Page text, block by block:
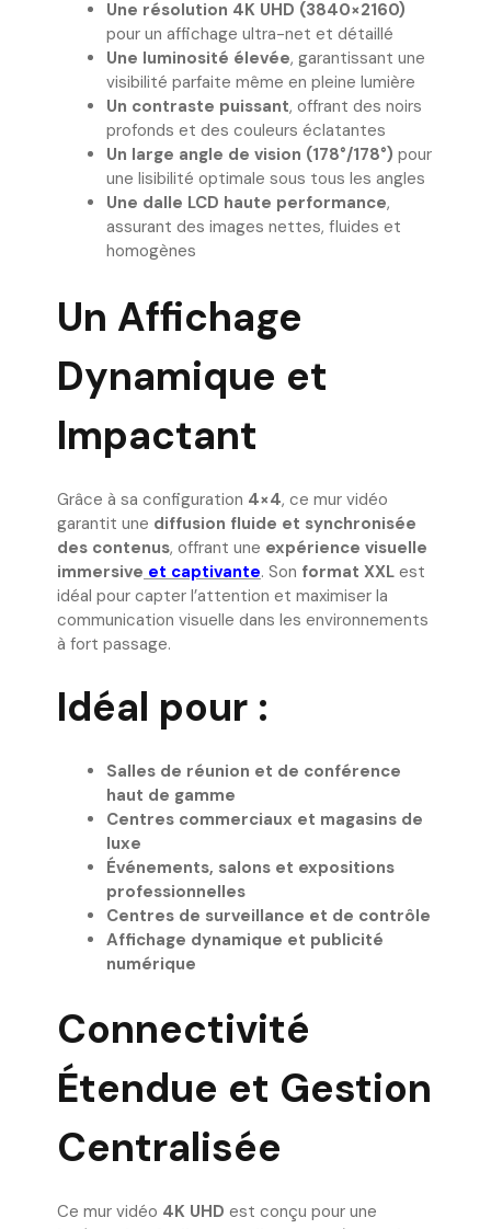
Une résolution 4K UHD (3840×2160)
pour un affichage ultra-net et détaillé
Une luminosité élevée, garantissant une
visibilité parfaite même en pleine lumière
Un contraste puissant, offrant des noirs
profonds et des couleurs éclatantes
Un large angle de vision (178°/178°) pour
une lisibilité optimale sous tous les angles
Une dalle LCD haute performance,
assurant des images nettes, fluides et
homogènes
Un Affichage
Dynamique et
Impactant
Grâce à sa configuration 4×4, ce mur vidéo
garantit une diffusion fluide et synchronisée
des contenus, offrant une expérience visuelle
immersive et captivante. Son format XXL est
idéal pour capter l’attention et maximiser la
communication visuelle dans les environnements
à fort passage.
Idéal pour :
Salles de réunion et de conférence
haut de gamme
Centres commerciaux et magasins de
luxe
Événements, salons et expositions
professionnelles
Centres de surveillance et de contrôle
Affichage dynamique et publicité
numérique
Connectivité
Étendue et Gestion
Centralisée
Ce mur vidéo 4K UHD est conçu pour une